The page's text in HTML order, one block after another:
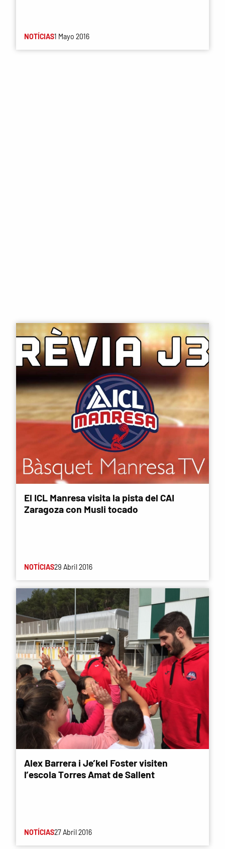
NOTÍCIAS1 Mayo 2016
El ICL Manresa visita la pista del CAI
Zaragoza con Musli tocado
NOTÍCIAS29 Abril 2016
Alex Barrera i Je’kel Foster visiten
l’escola Torres Amat de Sallent
NOTÍCIAS27 Abril 2016